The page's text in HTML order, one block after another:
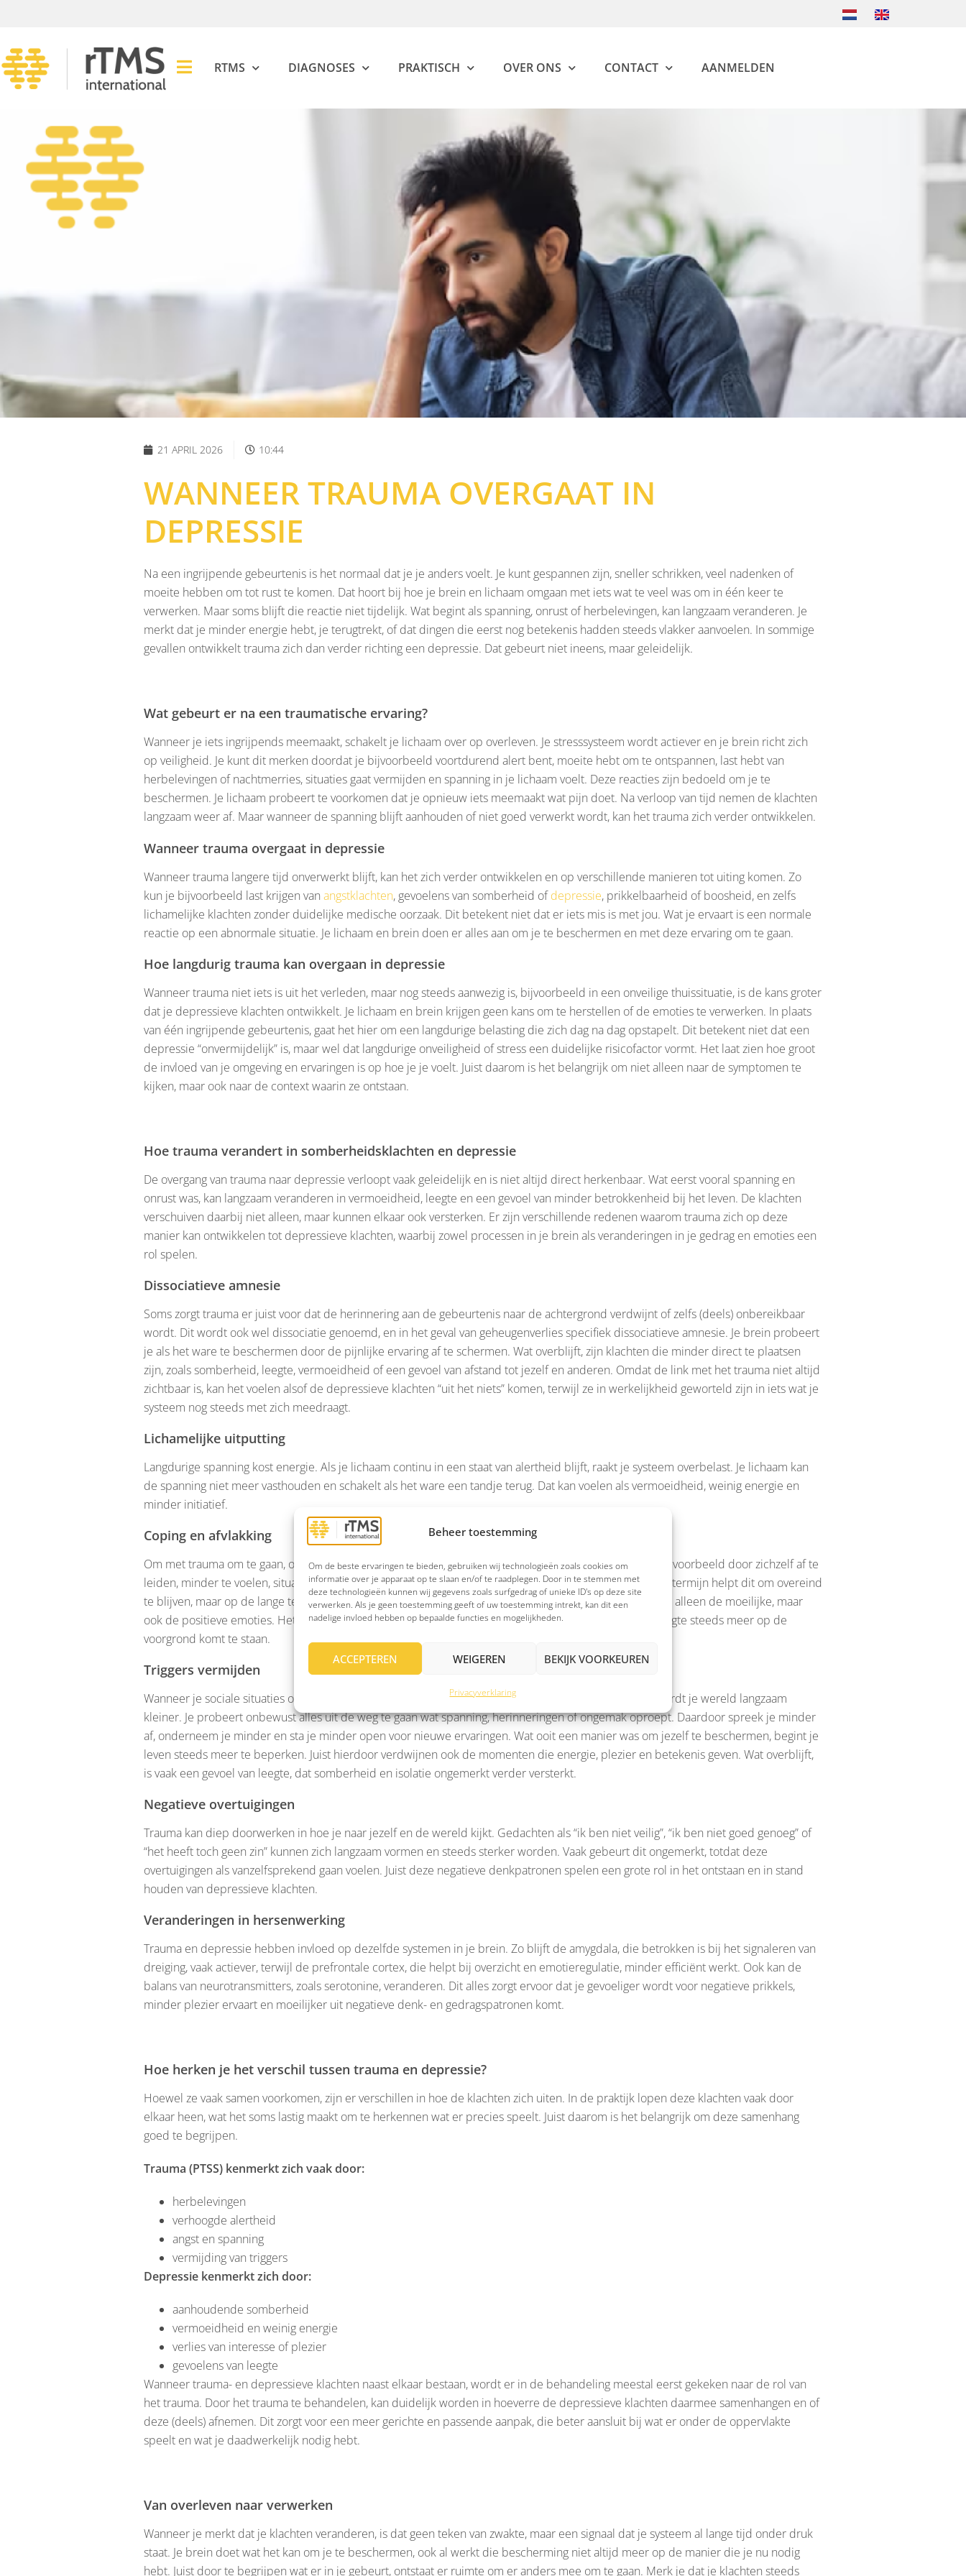
Beheer toestemming
Om de beste ervaringen te bieden, gebruiken wij technologieën zoals cookies om
informatie over je apparaat op te slaan en/of te raadplegen. Door in te stemmen met
deze technologieën kunnen wij gegevens zoals surfgedrag of unieke ID's op deze site
verwerken. Als je geen toestemming geeft of uw toestemming intrekt, kan dit een
nadelige invloed hebben op bepaalde functies en mogelijkheden.
ACCEPTEREN WEIGEREN BEKIJK VOORKEUREN
Privacyverklaring
RTMS DIAGNOSES PRAKTISCH OVER ONS CONTACT AANMELDEN
21 APRIL 2026 10:44
WANNEER TRAUMA OVERGAAT IN
DEPRESSIE
Na een ingrijpende gebeurtenis is het normaal dat je je anders voelt. Je kunt gespannen zijn, sneller schrikken, veel nadenken of
moeite hebben om tot rust te komen. Dat hoort bij hoe je brein en lichaam omgaan met iets wat te veel was om in één keer te
verwerken. Maar soms blijft die reactie niet tijdelijk. Wat begint als spanning, onrust of herbelevingen, kan langzaam veranderen. Je
merkt dat je minder energie hebt, je terugtrekt, of dat dingen die eerst nog betekenis hadden steeds vlakker aanvoelen. In sommige
gevallen ontwikkelt trauma zich dan verder richting een depressie. Dat gebeurt niet ineens, maar geleidelijk.
Wat gebeurt er na een traumatische ervaring?
Wanneer je iets ingrijpends meemaakt, schakelt je lichaam over op overleven. Je stresssysteem wordt actiever en je brein richt zich
op veiligheid. Je kunt dit merken doordat je bijvoorbeeld voortdurend alert bent, moeite hebt om te ontspannen, last hebt van
herbelevingen of nachtmerries, situaties gaat vermijden en spanning in je lichaam voelt. Deze reacties zijn bedoeld om je te
beschermen. Je lichaam probeert te voorkomen dat je opnieuw iets meemaakt wat pijn doet. Na verloop van tijd nemen de klachten
langzaam weer af. Maar wanneer de spanning blijft aanhouden of niet goed verwerkt wordt, kan het trauma zich verder ontwikkelen.
Wanneer trauma overgaat in depressie
Wanneer trauma langere tijd onverwerkt blijft, kan het zich verder ontwikkelen en op verschillende manieren tot uiting komen. Zo
kun je bijvoorbeeld last krijgen van angstklachten, gevoelens van somberheid ofdepressie, prikkelbaarheid of boosheid, en zelfs
lichamelijke klachten zonder duidelijke medische oorzaak. Dit betekent niet dat er iets mis is met jou. Wat je ervaart is een normale
reactie op een abnormale situatie. Je lichaam en brein doen er alles aan om je te beschermen en met deze ervaring om te gaan.
Hoe langdurig trauma kan overgaan in depressie
Wanneer trauma niet iets is uit het verleden, maar nog steeds aanwezig is, bijvoorbeeld in een onveilige thuissituatie, is de kans groter
dat je depressieve klachten ontwikkelt. Je lichaam en brein krijgen geen kans om te herstellen of de emoties te verwerken. In plaats
van één ingrijpende gebeurtenis, gaat het hier om een langdurige belasting die zich dag na dag opstapelt. Dit betekent niet dat een
depressie “onvermijdelijk” is, maar wel dat langdurige onveiligheid of stress een duidelijke risicofactor vormt. Het laat zien hoe groot
de invloed van je omgeving en ervaringen is op hoe je je voelt. Juist daarom is het belangrijk om niet alleen naar de symptomen te
kijken, maar ook naar de context waarin ze ontstaan.
Hoe trauma verandert in somberheidsklachten en depressie
De overgang van trauma naar depressie verloopt vaak geleidelijk en is niet altijd direct herkenbaar. Wat eerst vooral spanning en
onrust was, kan langzaam veranderen in vermoeidheid, leegte en een gevoel van minder betrokkenheid bij het leven. De klachten
verschuiven daarbij niet alleen, maar kunnen elkaar ook versterken. Er zijn verschillende redenen waarom trauma zich op deze
manier kan ontwikkelen tot depressieve klachten, waarbij zowel processen in je brein als veranderingen in je gedrag en emoties een
rol spelen.
Dissociatieve amnesie
Soms zorgt trauma er juist voor dat de herinnering aan de gebeurtenis naar de achtergrond verdwijnt of zelfs (deels) onbereikbaar
wordt. Dit wordt ook wel dissociatie genoemd, en in het geval van geheugenverlies specifiek dissociatieve amnesie. Je brein probeert
je als het ware te beschermen door de pijnlijke ervaring af te schermen. Wat overblijft, zijn klachten die minder direct te plaatsen
zijn, zoals somberheid, leegte, vermoeidheid of een gevoel van afstand tot jezelf en anderen. Omdat de link met het trauma niet altijd
zichtbaar is, kan het voelen alsof de depressieve klachten “uit het niets” komen, terwijl ze in werkelijkheid geworteld zijn in iets wat je
systeem nog steeds met zich meedraagt.
Lichamelijke uitputting
Langdurige spanning kost energie. Als je lichaam continu in een staat van alertheid blijft, raakt je systeem overbelast. Je lichaam kan
de spanning niet meer vasthouden en schakelt als het ware een tandje terug. Dat kan voelen als vermoeidheid, weinig energie en
minder initiatief.
Coping en afvlakking
Om met trauma om te gaan, ontwikkelen mensen vaak manieren om pijnlijke gevoelens te vermijden, bijvoorbeeld door zichzelf af te
leiden, minder te voelen, situaties uit de weg te gaan of juist de controle stevig vast te houden. Op korte termijn helpt dit om overeind
te blijven, maar op de lange termijn kan het ervoor zorgen dat je het contact met je emoties verliest, niet alleen de moeilijke, maar
ook de positieve emoties. Het gevolg is dat je minder plezier ervaart, minder verbinding voelt en dat leegte steeds meer op de
voorgrond komt te staan.
Triggers vermijden
Wanneer je sociale situaties of andere triggers die te maken hebben met het trauma gaat vermijden, wordt je wereld langzaam
kleiner. Je probeert onbewust alles uit de weg te gaan wat spanning, herinneringen of ongemak oproept. Daardoor spreek je minder
af, onderneem je minder en sta je minder open voor nieuwe ervaringen. Wat ooit een manier was om jezelf te beschermen, begint je
leven steeds meer te beperken. Juist hierdoor verdwijnen ook de momenten die energie, plezier en betekenis geven. Wat overblijft,
is vaak een gevoel van leegte, dat somberheid en isolatie ongemerkt verder versterkt.
Negatieve overtuigingen
Trauma kan diep doorwerken in hoe je naar jezelf en de wereld kijkt. Gedachten als “ik ben niet veilig”, “ik ben niet goed genoeg” of
“het heeft toch geen zin” kunnen zich langzaam vormen en steeds sterker worden. Vaak gebeurt dit ongemerkt, totdat deze
overtuigingen als vanzelfsprekend gaan voelen. Juist deze negatieve denkpatronen spelen een grote rol in het ontstaan en in stand
houden van depressieve klachten.
Veranderingen in hersenwerking
Trauma en depressie hebben invloed op dezelfde systemen in je brein. Zo blijft de amygdala, die betrokken is bij het signaleren van
dreiging, vaak actiever, terwijl de prefrontale cortex, die helpt bij overzicht en emotieregulatie, minder efficiënt werkt. Ook kan de
balans van neurotransmitters, zoals serotonine, veranderen. Dit alles zorgt ervoor dat je gevoeliger wordt voor negatieve prikkels,
minder plezier ervaart en moeilijker uit negatieve denk- en gedragspatronen komt.
Hoe herken je het verschil tussen trauma en depressie?
Hoewel ze vaak samen voorkomen, zijn er verschillen in hoe de klachten zich uiten. In de praktijk lopen deze klachten vaak door
elkaar heen, wat het soms lastig maakt om te herkennen wat er precies speelt. Juist daarom is het belangrijk om deze samenhang
goed te begrijpen.
Trauma (PTSS) kenmerkt zich vaak door:
herbelevingen
verhoogde alertheid
angst en spanning
vermijding van triggers
Depressie kenmerkt zich door:
aanhoudende somberheid
vermoeidheid en weinig energie
verlies van interesse of plezier
gevoelens van leegte
Wanneer trauma- en depressieve klachten naast elkaar bestaan, wordt er in de behandeling meestal eerst gekeken naar de rol van
het trauma. Door het trauma te behandelen, kan duidelijk worden in hoeverre de depressieve klachten daarmee samenhangen en of
deze (deels) afnemen. Dit zorgt voor een meer gerichte en passende aanpak, die beter aansluit bij wat er onder de oppervlakte
speelt en wat je daadwerkelijk nodig hebt.
Van overleven naar verwerken
Wanneer je merkt dat je klachten veranderen, is dat geen teken van zwakte, maar een signaal dat je systeem al lange tijd onder druk
staat. Je brein doet wat het kan om je te beschermen, ook al werkt die bescherming niet altijd meer op de manier die je nu nodig
hebt. Juist door te begrijpen wat er in je gebeurt, ontstaat er ruimte om er anders mee om te gaan. Merk je dat je klachten steeds